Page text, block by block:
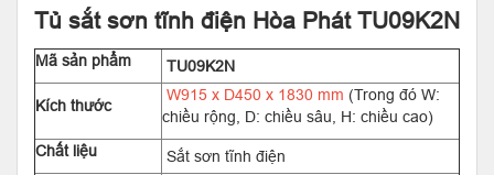
Tủ sắt sơn tĩnh điện Hòa Phát TU09K2N
Mã sản phẩm TU09K2N
Kích thước
W915 x D450 x 1830 mm (Trong đó W:
chiều rộng, D: chiều sâu, H: chiều cao)
Chất liệu
Sắt sơn tĩnh điện